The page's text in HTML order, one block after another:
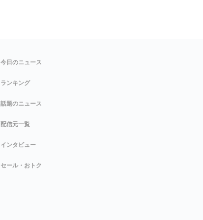
今日のニュース
ランキング
話題のニュース
配信元一覧
インタビュー
セール・おトク